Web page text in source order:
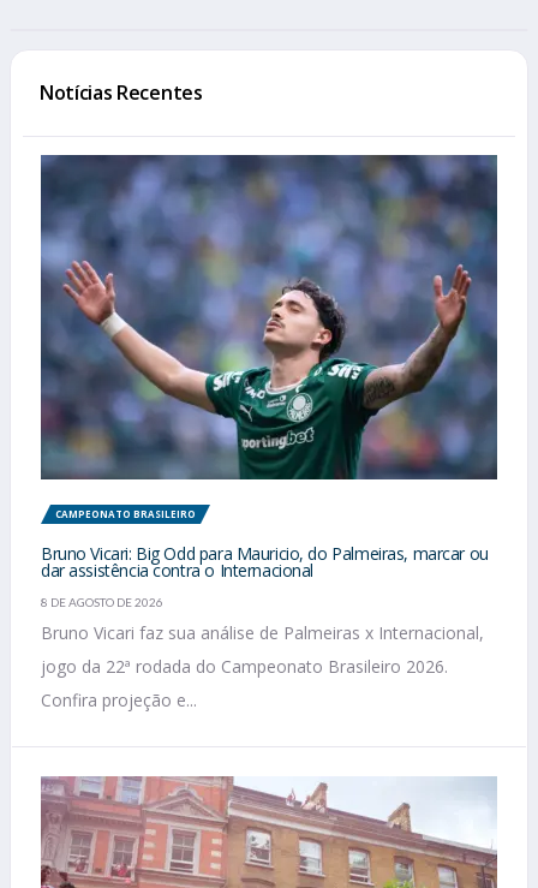
Notícias Recentes
CAMPEONATO BRASILEIRO
Bruno Vicari: Big Odd para Mauricio, do Palmeiras, marcar ou
dar assistência contra o Internacional
8 DE AGOSTO DE 2026
Bruno Vicari faz sua análise de Palmeiras x Internacional,
jogo da 22ª rodada do Campeonato Brasileiro 2026.
Confira projeção e...